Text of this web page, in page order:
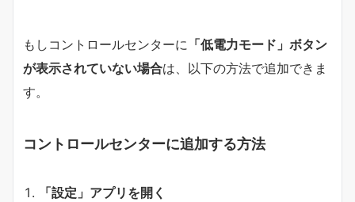
もしコントロールセンターに 「低電力モード」ボタン
が表示されていない場合は、以下の方法で追加できま
す。
コントロールセンターに追加する方法
「設定」アプリを開く